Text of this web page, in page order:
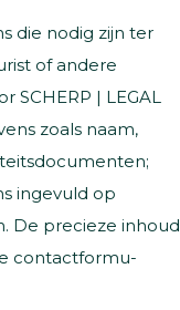
die nodig zijn ter
of andere
SCHERP | LEGAL
zoals naam,
ingevuld op
De precieze inhoud
contactformu-